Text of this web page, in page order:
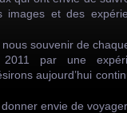
images et des
souvenir de
par une
aujourd’hui
donner envie de